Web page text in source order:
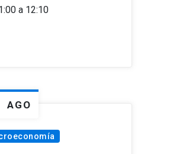
a 12:10
AGO